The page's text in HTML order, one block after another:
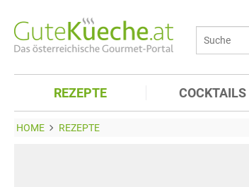
REZEPTE COCKTAILS
HOME REZEPTE